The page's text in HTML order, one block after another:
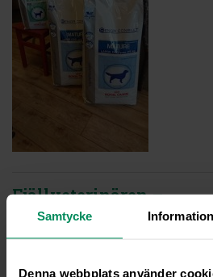
Samtycke Information
Denna webbplats använder
Fjällveterinären –
Veterinärklinik och
Friskvårdsbutik